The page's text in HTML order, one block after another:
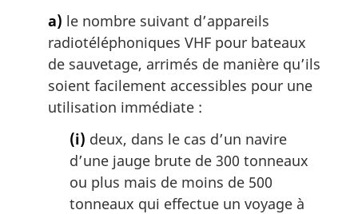
a) le nombre suivant d’appareils
radiotéléphoniques VHF pour bateaux
de sauvetage, arrimés de manière qu’ils
soient facilement accessibles pour une
utilisation immédiate :
(i) deux, dans le cas d’un navire
d’une jauge brute de 300 tonneaux
ou plus mais de moins de 500
tonneaux qui effectue un voyage à